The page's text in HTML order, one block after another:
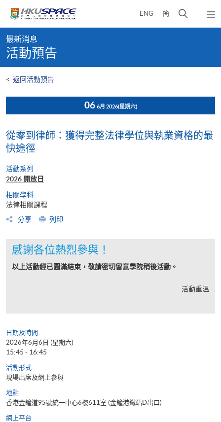
content
ENG 簡
開
彈
出
content
start
最新消息
活動預告
< 返回活動預告
06 6月 2026(星期六)
從零到律師：獲得完整法律學位與執業資格的最
快途徑
活動系列
2026 開放日
相關學科
法律相關課程
分享
列印
感謝各位熱烈參與！
以上活動經已圓滿結束，敬請密切留意學院稍後活動。
活動重温
日期及時間
2026年6月6日 (星期六)
15:45 - 16:45
活動形式
現場出席及網上參與
地點
香港金鐘道95號統一中心6樓611室 (金鐘港鐵站D出口)
網上平台